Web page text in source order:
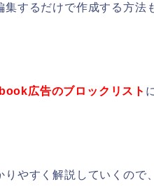
するだけで作成する方法
広告のブロックリスト
やすく解説していくので